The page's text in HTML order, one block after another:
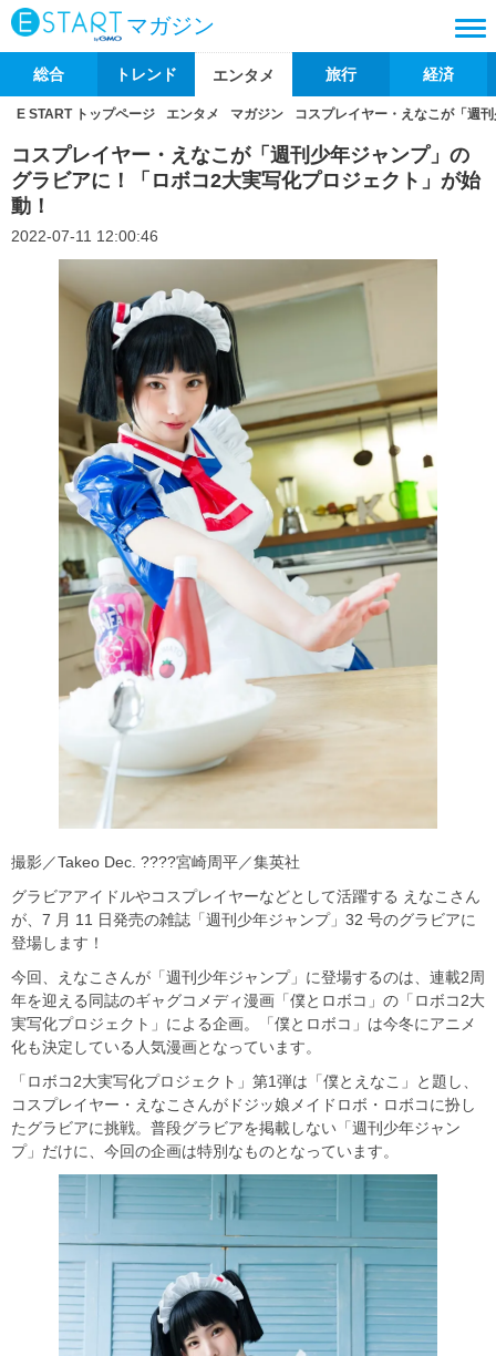
マガジン
総合 トレンド エンタメ 旅行 経済
E START トップページ エンタメ マガジン コスプレイヤー・えなこが「週
コスプレイヤー・えなこが「週刊少年ジャンプ」の
グラビアに！「ロボコ2大実写化プロジェクト」が始
動！
2022-07-11 12:00:46
撮影／Takeo Dec. ????宮崎周平／集英社
グラビアアイドルやコスプレイヤーなどとして活躍する えなこさん
が、7 月 11 日発売の雑誌「週刊少年ジャンプ」32 号のグラビアに
登場します！
今回、えなこさんが「週刊少年ジャンプ」に登場するのは、連載2周
年を迎える同誌のギャグコメディ漫画「僕とロボコ」の「ロボコ2大
実写化プロジェクト」による企画。「僕とロボコ」は今冬にアニメ
化も決定している人気漫画となっています。
「ロボコ2大実写化プロジェクト」第1弾は「僕とえなこ」と題し、
コスプレイヤー・えなこさんがドジッ娘メイドロボ・ロボコに扮し
たグラビアに挑戦。普段グラビアを掲載しない「週刊少年ジャン
プ」だけに、今回の企画は特別なものとなっています。